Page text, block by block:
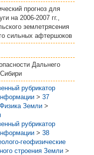
прогноз для
на 2006-2007 гг.,
землетрясения
сильных афтершоков
Дальнего
рубрикатор
> 37
Земли >
рубрикатор
> 38
геофизические
строения Земли >